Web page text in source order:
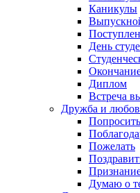
Каникулы
День
Диплом
Встреча
Дружба и
Пожелать
Думаю о